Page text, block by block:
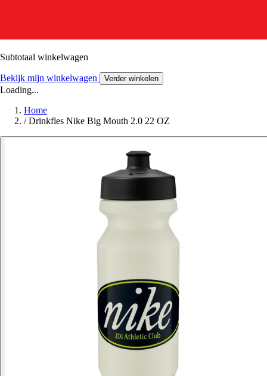
Subtotaal winkelwagen
Bekijk mijn winkelwagen Verder winkelen
Loading...
Home
/ Drinkfles Nike Big Mouth 2.0 22 OZ